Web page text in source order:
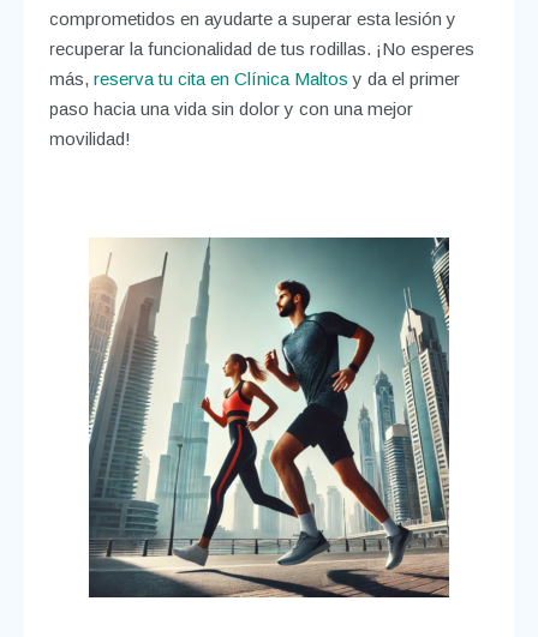
comprometidos en ayudarte a superar esta lesión y
recuperar la funcionalidad de tus rodillas. ¡No esperes
más,reserva tu cita en Clínica Maltos y da el primer
paso hacia una vida sin dolor y con una mejor
movilidad!